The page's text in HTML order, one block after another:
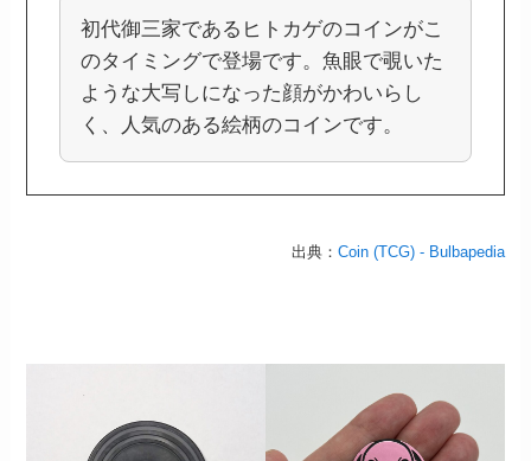
初代御三家であるヒトカゲのコインがこ
のタイミングで登場です。魚眼で覗いた
ような大写しになった顔がかわいらし
く、人気のある絵柄のコインです。
出典： Coin (TCG) - Bulbapedia